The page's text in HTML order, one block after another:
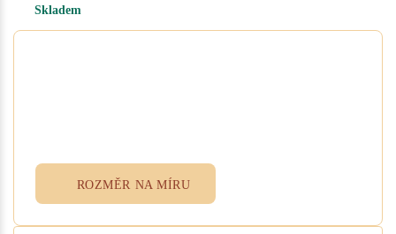
Skladem
ROZMĚR NA MÍRU